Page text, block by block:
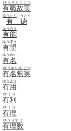
有職故実
ゆうそくこじつ
有徳
ゆうとく 、うとく
有能
ゆうのう
有望
ゆうぼう
有名
ゆうめい
有名無実
ゆうめいむじつ
有用
ゆうよう
有利
ゆうり
有理
ゆうり
有理数
ゆうりすう